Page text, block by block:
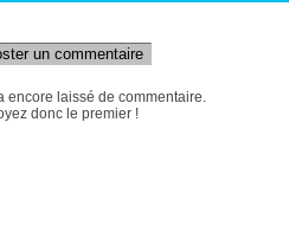
un commentaire
encore laissé de commentaire.
donc le premier !